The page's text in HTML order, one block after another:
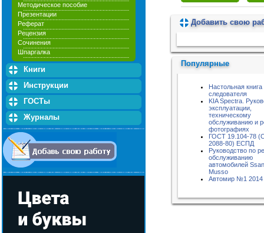
Методическое пособие
Презентации
Реферат
Рецензия
Сочинения
Шпаргалка
Книги
Инструкции
ГОСТы
Журналы
Добавить свою
Популярные
Настольная
следователя
KIA Spectra.
эксплуатации,
техническому
обслуживанию и
фотографиях
ГОСТ 19.104-78
2088-80) ЕСПД
Руководство по
обслуживанию
автомобилей
Musso
Автомир №1 2014